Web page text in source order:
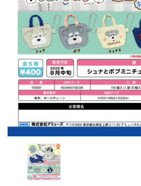
景品・玩具・文具
販促用カプセルトイ
よくあるご質問
ご利用ガイド
06-6282-7659